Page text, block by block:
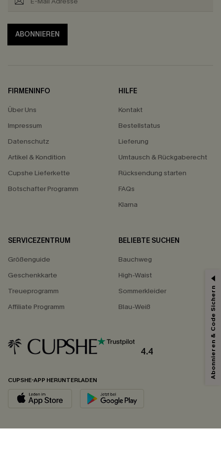
ABONNIEREN
FIRMENINFO
Über Uns
Impressum
Datenschutz
Artikel & Kondition
Cupshe Lieferkette
Botschafter Programm
HILFE
Kontakt
Bestellstatus
Lieferung
Umtausch & Rückgaberecht
Rücksendung starten
FAQs
Klarna
SERVICEZENTRUM
Größenguide
Geschenkkarte
Treueprogramm
Affiliate Programm
BELIEBTE SUCHEN
Bauchweg
High-Waist
Sommerkleider
Blau-Weiß
4.4
CUPSHE-APP HERUNTERLADEN
Abonnieren & Code Sichern